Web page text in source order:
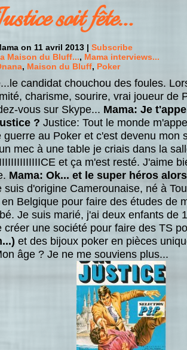
soit fête…
on 11 avril 2013 | Subscribe
Maison du Bluff..., Mama interviews...
, Maison du Bluff, Poker
candidat chouchou des foules.
charisme, sourire, vrai joueur de
vous sur Skype... Mama: Je
? Justice: Tout le monde
guerre au Poker et c'est devenu mon
mec à une table je criais dans la
et ça m'est resté. J'aime
Mama: Ok... et le super héros
suis d'origine Camerounaise, né à
Belgique pour faire des études de
Je suis marié, j'ai deux enfants de
créer une société pour faire des TS
et des bijoux poker en pièces
âge ? Je ne me souviens plus...